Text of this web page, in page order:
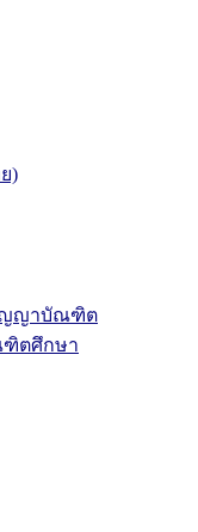
)
ญญาบัณฑิต
ฑิตศึกษา